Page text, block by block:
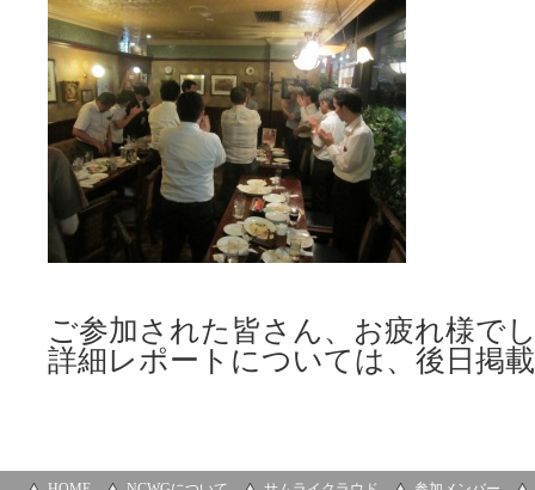
ご参加された皆さん、お疲れ様で
詳細レポートについては、後日掲